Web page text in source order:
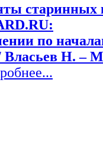
старинных
по
Власьев Н. –